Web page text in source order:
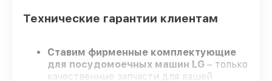
Технические гарантии клиентам
Ставим фирменные комплектующие
для посудомоечных машин LG – только
качественные запчасти для вашей